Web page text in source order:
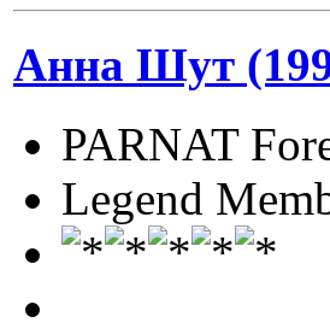
Анна Шут
PARNAT
Legend